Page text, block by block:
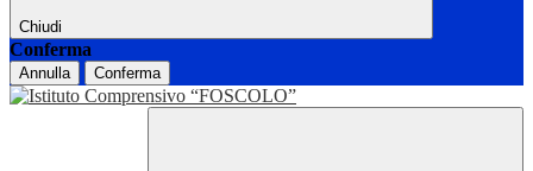
Chiudi
Conferma
Annulla Conferma